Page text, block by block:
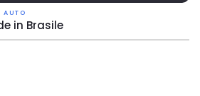
AUTO
in Brasile